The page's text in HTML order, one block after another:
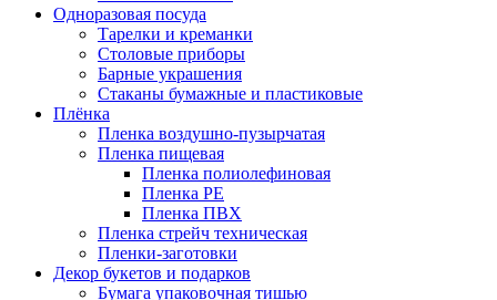
Одноразовая посуда
Тарелки и креманки
Столовые приборы
Барные украшения
Стаканы бумажные и пластиковые
Плёнка
Пленка воздушно-пузырчатая
Пленка пищевая
Пленка полиолефиновая
Пленка PE
Пленка ПВХ
Пленка стрейч техническая
Пленки-заготовки
Декор букетов и подарков
Бумага упаковочная тишью